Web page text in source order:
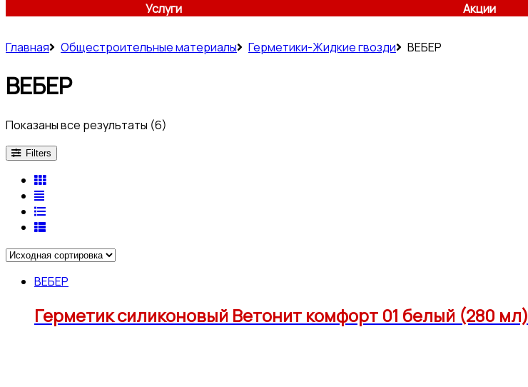
Услуги
Акции
Главная Общестроительные материалы Герметики-Жидкие гвозди ВЕБЕР
ВЕБЕР
Показаны все результаты (6)
Filters
ВЕБЕР
Герметик силиконовый Ветонит комфорт 01 белый (280 мл)